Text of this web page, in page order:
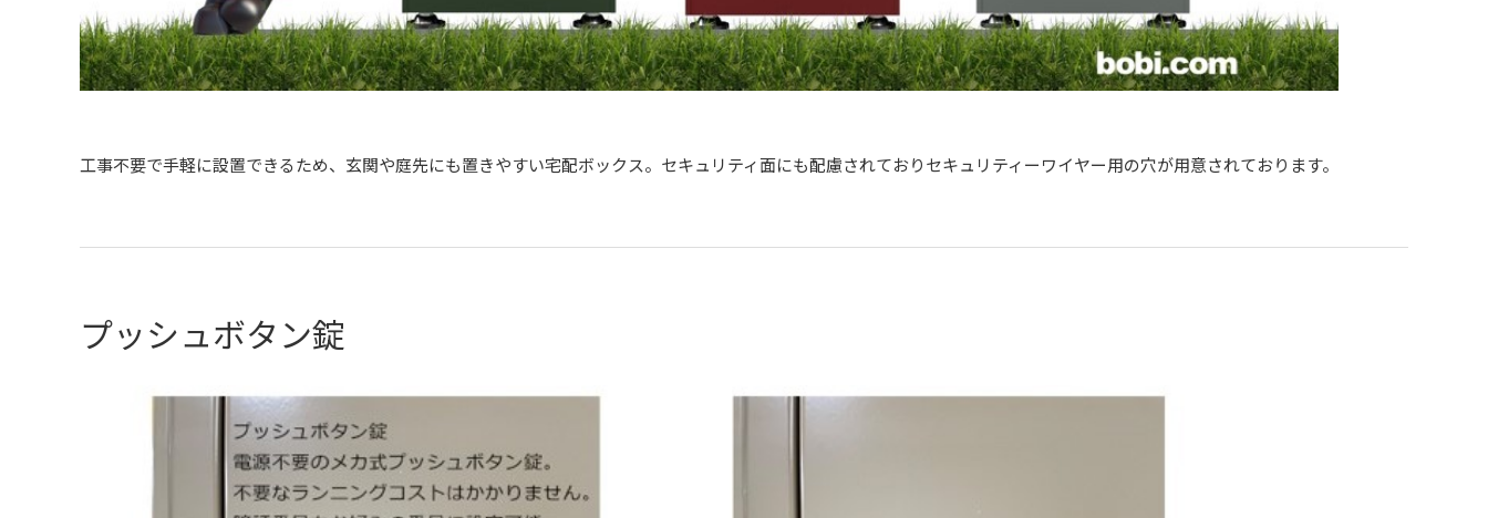
工事不要で手軽に設置できるため、玄関や庭先にも置きやすい宅配ボックス。セキュリティ面にも配慮されておりセキュリティーワイヤー用の穴が用意されております。
プッシュボタン錠